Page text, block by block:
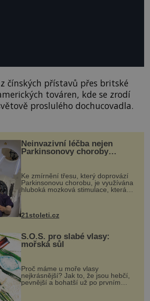
z čínských přístavů přes britské
továren, kde se zrodí
proslulého dochucovadla.
Neinvazivní léčba nejen
Parkinsonovy choroby
Ke zmírnění třesu, který doprovází
Parkinsonovu chorobu, je využívána
hluboká mozková stimulace, která
však vyžaduje vysoce invazivní
zákrok. Ultrazvuk zase není vhodný
k dostatečně přesnému zacílení ...
21stoleti.cz
S.O.S. pro slabé vlasy:
mořská sůl
Proč máme u moře vlasy
nejkrásnější? Jak to, že jsou hebčí,
pevnější a bohatší už po prvním